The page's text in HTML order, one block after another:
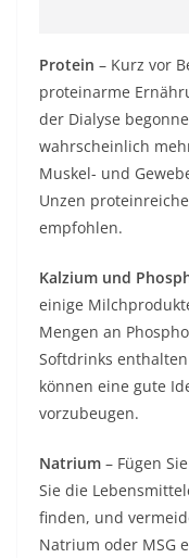
Protein – Kurz vor
proteinarme
der Dialyse
wahrscheinlich
Muskel- und
Unzen
empfohlen.
Kalzium und
einige
Mengen an
Softdrinks
können eine gute
vorzubeugen.
Natrium – Fügen
Sie die
finden, und
Natrium oder MSG